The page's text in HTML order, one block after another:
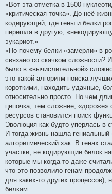
«Вот эта отметка в 1500
«критическая точка». До неё
кодирующей, где гены и белки
перешла в другую,
эукариот.»
«Но почему белки «замерли» в
связано со скачком сложности?
было в «вычислительной»
это такой алгоритм поиска
короткими, находить удачные,
относительно просто. Но чем
цепочка, тем сложнее, «дороже»
ресурсов становился поиск
Эволюция как будто уперлась в
И тогда жизнь нашла
алгоритмический хак. В генах
участки, не кодирующие белок
которые мы когда-то даже
что это позволило генам
для каких-то других процессов),
белкам.